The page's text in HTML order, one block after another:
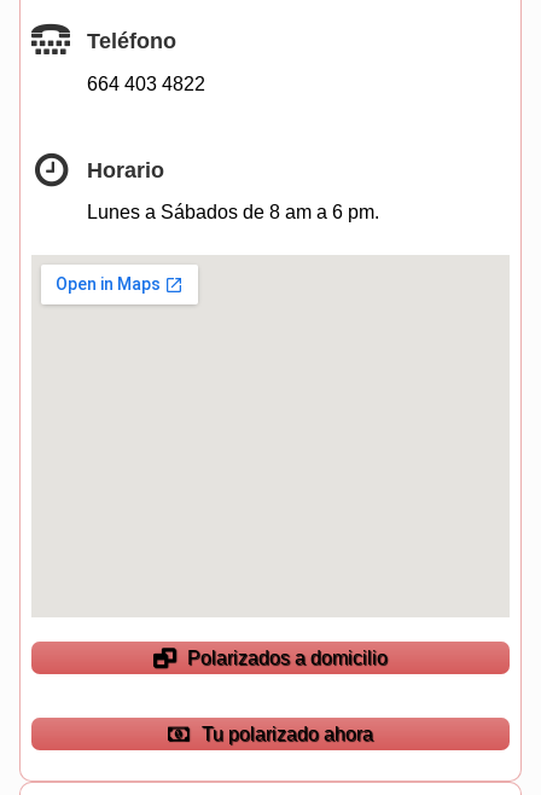
Teléfono
664 403 4822
Horario
Lunes a Sábados de 8 am a 6 pm.
Polarizados a domicilio
Tu polarizado ahora